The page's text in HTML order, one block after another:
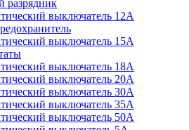
разрядник
выключатель 12А
выключатель 15А
выключатель 18А
выключатель 20А
выключатель 30А
выключатель 35А
выключатель 50А